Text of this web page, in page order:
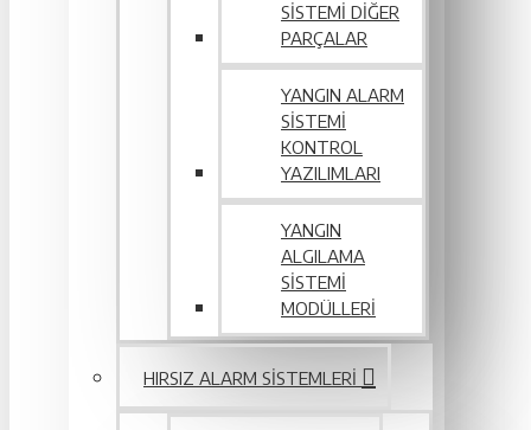
SISTEMI DIĞER
PARÇALAR
YANGIN ALARM
SISTEMI
KONTROL
YAZILIMLARI
YANGIN
ALGILAMA
SISTEMI
MODÜLLERI
HIRSIZ ALARM SISTEMLERI